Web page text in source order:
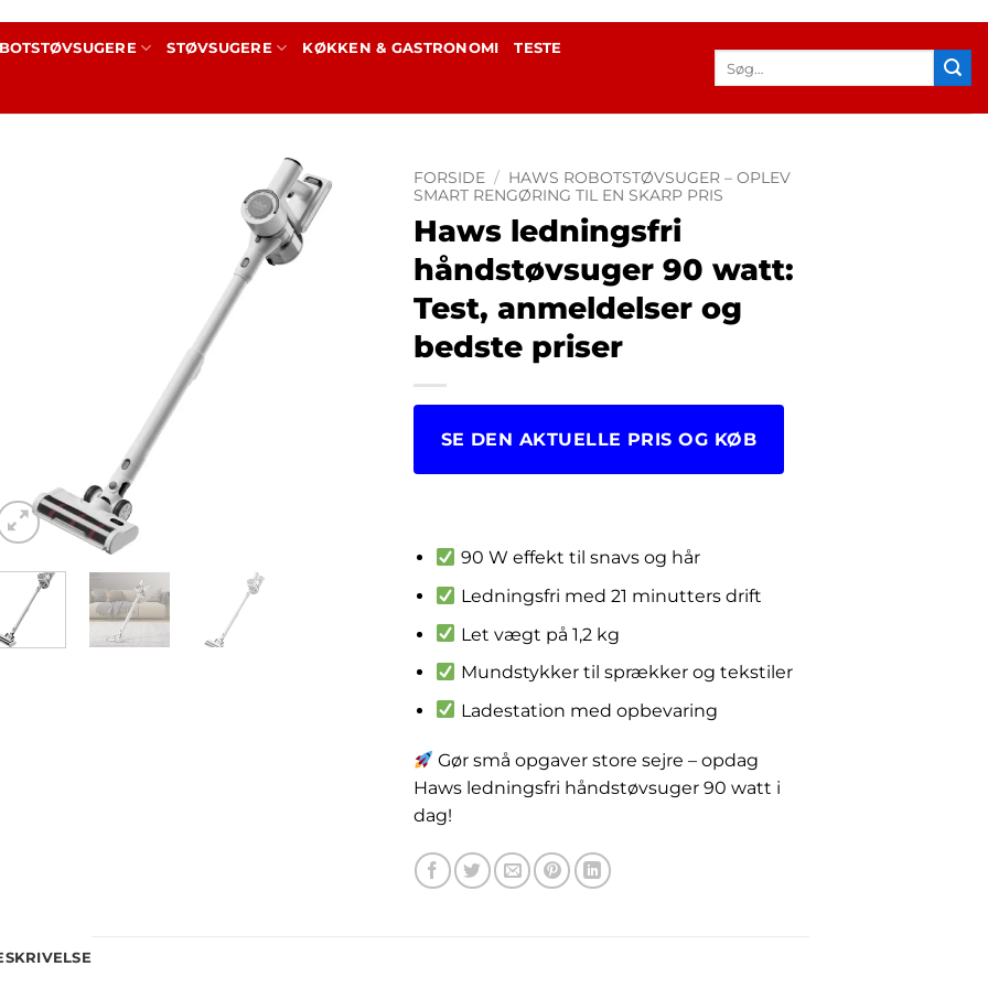
STØVSUGERE KØKKEN & GASTRONOMI TESTE
efter:
FORSIDE / HAWS ROBOTSTØVSUGER – OPLEV
SMART RENGØRING TIL EN SKARP PRIS
Haws ledningsfri
håndstøvsuger 90 watt:
Test, anmeldelser og
bedste priser
SE DEN AKTUELLE PRIS OG KØB
90 W effekt til snavs og hår
Ledningsfri med 21 minutters drift
Let vægt på 1,2 kg
Mundstykker til sprækker og tekstiler
Ladestation med opbevaring
Gør små opgaver store sejre – opdag
Haws ledningsfri håndstøvsuger 90 watt i
dag!